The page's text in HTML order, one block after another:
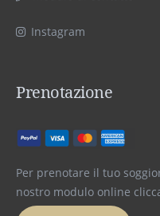
Instagram
Prenotazione
Per prenotare il tuo
nostro modulo online